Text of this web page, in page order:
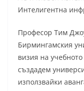
Интелигентна
Професор Тим
Бирмингамския
визия на
създадем
използвайки